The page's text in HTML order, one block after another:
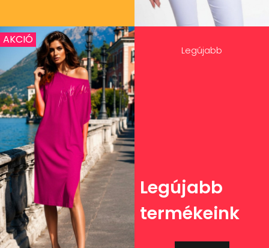
Legújabb
Legújabb
termékeink
AKCIÓ